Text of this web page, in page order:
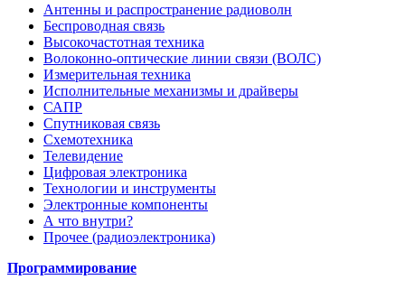
Антенны и распространение радиоволн
Беспроводная связь
Высокочастотная техника
Волоконно-оптические линии связи (ВОЛС)
Измерительная техника
Исполнительные механизмы и драйверы
САПР
Спутниковая связь
Схемотехника
Телевидение
Цифровая электроника
Технологии и инструменты
Электронные компоненты
А что внутри?
Прочее (радиоэлектроника)
Программирование